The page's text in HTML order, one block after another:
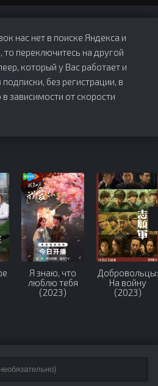
нас нет в поиске Яндекса и
то переключитесь на другой
который у Вас работает и
без регистрации, в
зависимости от скорости
Я знаю, что
люблю тебя
(2023)
Добровольцы:
На войну
(2023)